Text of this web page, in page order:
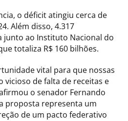
o déficit atingiu cerca de
Além disso, 4.317
junto ao Instituto Nacional do
totaliza R$ 160 bilhões.
vital para que nossas
vicioso de falta de receitas e
o senador Fernando
proposta representa um
de um pacto federativo